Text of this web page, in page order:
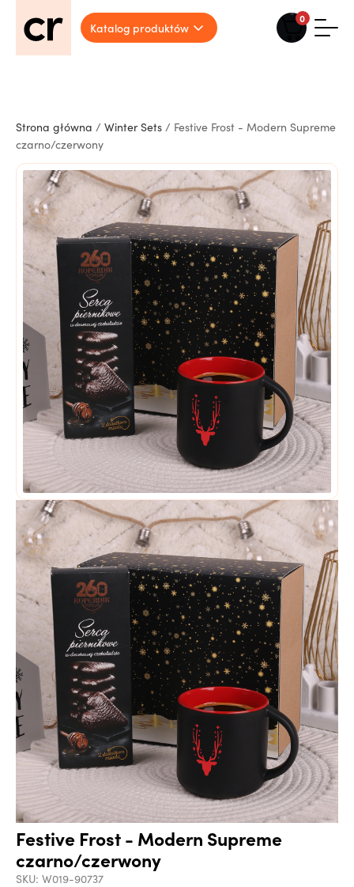
Katalog produktów
0
Strona główna / Winter Sets / Festive Frost - Modern Supreme
czarno/czerwony
Festive Frost - Modern Supreme
czarno/czerwony
SKU: W019-90737